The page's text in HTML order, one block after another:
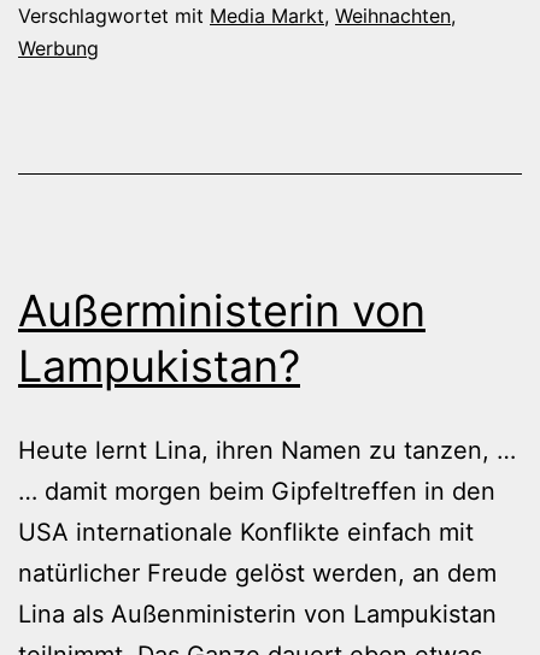
Media-
Verschlagwortet mit Media Markt, Weihnachten,
Werbung
Außerministerin von
Lampukistan?
Heute lernt Lina, ihren Namen zu tanzen, …
… damit morgen beim Gipfeltreffen in den
USA internationale Konflikte einfach mit
natürlicher Freude gelöst werden, an dem
Lina als Außenministerin von Lampukistan